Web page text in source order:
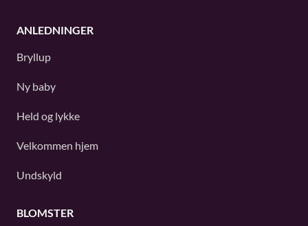
ANLEDNINGER
Bryllup
Ny baby
Held og lykke
Velkommen hjem
Undskyld
BLOMSTER